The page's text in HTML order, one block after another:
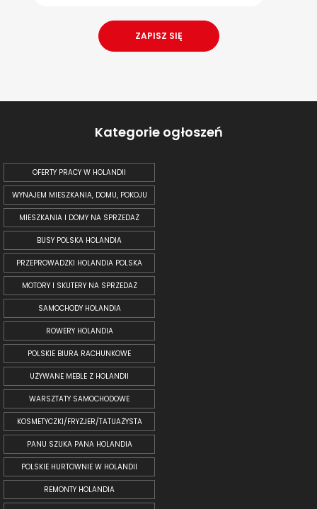
Kategorie ogłoszeń
OFERTY PRACY W HOLANDII
WYNAJEM MIESZKANIA, DOMU, POKOJU
MIESZKANIA I DOMY NA SPRZEDAŻ
BUSY POLSKA HOLANDIA
PRZEPROWADZKI HOLANDIA POLSKA
MOTORY I SKUTERY NA SPRZEDAŻ
SAMOCHODY HOLANDIA
ROWERY HOLANDIA
POLSKIE BIURA RACHUNKOWE
UŻYWANE MEBLE Z HOLANDII
WARSZTATY SAMOCHODOWE
KOSMETYCZKI/FRYZJER/TATUAŻYSTA
PANU SZUKA PANA HOLANDIA
POLSKIE HURTOWNIE W HOLANDII
REMONTY HOLANDIA